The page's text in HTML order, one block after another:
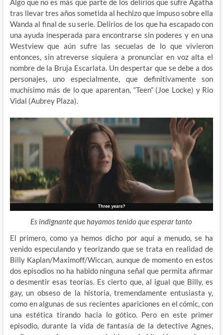
Algo que no es más que parte de los delirios que sufre Agatha
tras llevar tres años sometida al hechizo que impuso sobre ella
Wanda al final de su serie. Delirios de los que ha escapado con
una ayuda inesperada para encontrarse sin poderes y en una
Westview que aún sufre las secuelas de lo que vivieron
entonces, sin atreverse siquiera a pronunciar en voz alta el
nombre de la Bruja Escarlata. Un despertar que se debe a dos
personajes, uno especialmente, que definitivamente son
muchísimo más de lo que aparentan, “Teen” (Joe Locke) y Rio
Vidal (Aubrey Plaza).
Es indignante que hayamos tenido que esperar tanto
El primero, como ya hemos dicho por aquí a menudo, se ha
venido especulando y teorizando que se trata en realidad de
Billy Kaplan/Maximoff/Wiccan, aunque de momento en estos
dos episodios no ha habido ninguna señal que permita afirmar
o desmentir esas teorías. Es cierto que, al igual que Billy, es
gay, un obseso de la historia, tremendamente entusiasta y,
como en algunas de sus recientes apariciones en el cómic, con
una estética tirando hacia lo gótico. Pero en este primer
episodio, durante la vida de fantasía de la detective Agnes,